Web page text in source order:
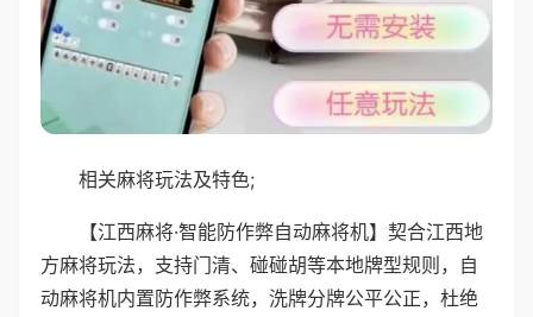
相关麻将玩法及特色;
【江西麻将·智能防作弊自动麻将机】契合江西地
方麻将玩法，支持门清、碰碰胡等本地牌型规则，自
动麻将机内置防作弊系统，洗牌分牌公平公正，杜绝